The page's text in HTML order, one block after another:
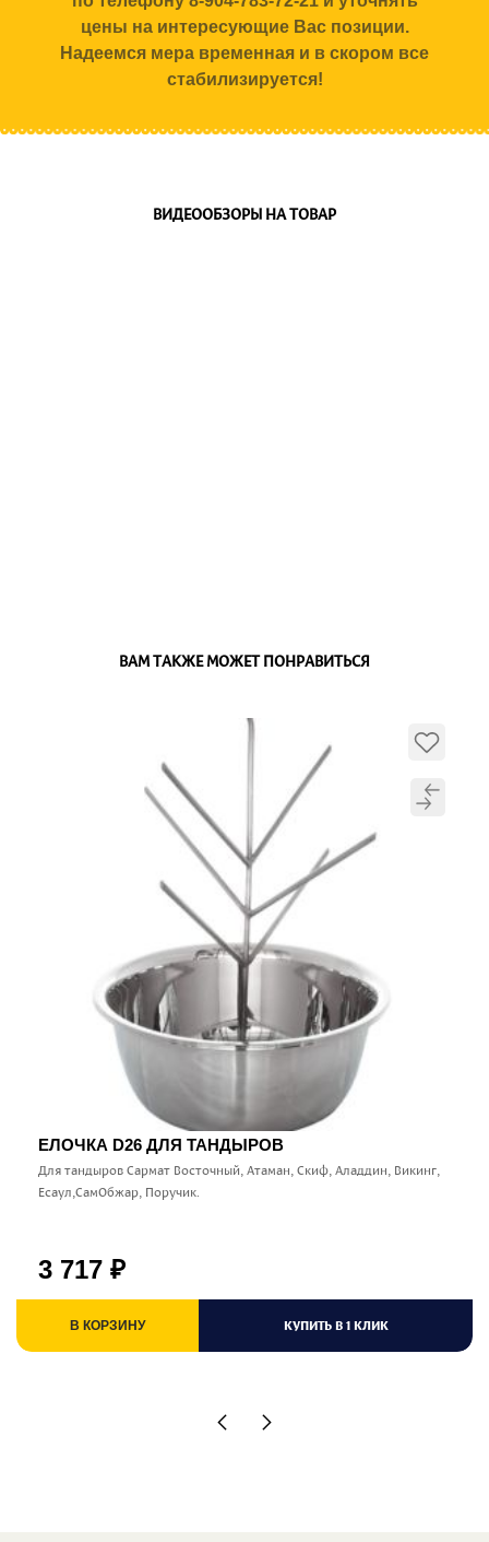
цены на интересующие Вас позиции.
Надеемся мера временная и в скором все
стабилизируется!
ВИДЕООБЗОРЫ НА ТОВАР
ВАМ ТАКЖЕ МОЖЕТ ПОНРАВИТЬСЯ
ЕЛОЧКА D26 ДЛЯ ТАНДЫРОВ
Для тандыров Сармат Восточный, Атаман, Скиф, Аладдин, Викинг,
Есаул,СамОбжар, Поручик.
3 717 ₽
В КОРЗИНУ КУПИТЬ В 1 КЛИК